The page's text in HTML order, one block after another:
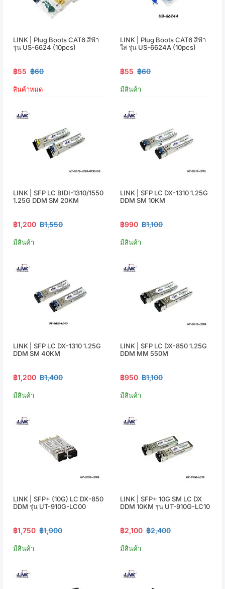
LINK | Plug Boots CAT6 สีฟ้า
รุ่น US-6624 (10pcs)
฿55 ฿60
สินค้าหมด
LINK | Plug Boots CAT6 สีฟ้า
ใส รุ่น US-6624A (10pcs)
฿55 ฿60
มีสินค้า
LINK | SFP LC BIDI-1310/1550
1.25G DDM SM 20KM
฿1,200 ฿1,550
มีสินค้า
LINK | SFP LC DX-1310 1.25G
DDM SM 10KM
฿990 ฿1,100
มีสินค้า
LINK | SFP LC DX-1310 1.25G
DDM SM 40KM
฿1,200 ฿1,400
มีสินค้า
LINK | SFP LC DX-850 1.25G
DDM MM 550M
฿950 ฿1,100
มีสินค้า
LINK | SFP+ (10G) LC DX-850
DDM รุ่น UT-910G-LC00
฿1,750 ฿1,900
มีสินค้า
LINK | SFP+ 10G SM LC DX
DDM 10KM รุ่น UT-910G-LC10
฿2,100 ฿2,400
มีสินค้า